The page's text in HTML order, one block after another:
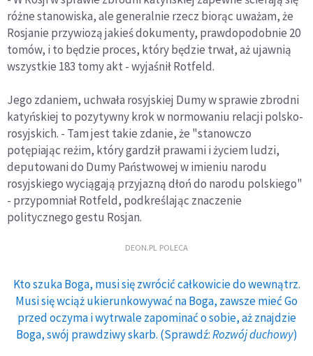
różne stanowiska, ale generalnie rzecz biorąc uważam, że
Rosjanie przywiozą jakieś dokumenty, prawdopodobnie 20
tomów, i to będzie proces, który będzie trwał, aż ujawnią
wszystkie 183 tomy akt - wyjaśnił Rotfeld.
Jego zdaniem, uchwała rosyjskiej Dumy w sprawie zbrodni
katyńskiej to pozytywny krok w normowaniu relacji polsko-
rosyjskich. - Tam jest takie zdanie, że "stanowczo
potępiając reżim, który gardził prawami i życiem ludzi,
deputowani do Dumy Państwowej w imieniu narodu
rosyjskiego wyciągają przyjazną dłoń do narodu polskiego"
- przypomniał Rotfeld, podkreślając znaczenie
politycznego gestu Rosjan.
DEON.PL POLECA
Kto szuka Boga, musi się zwrócić całkowicie do wewnątrz.
Musi się wciąż ukierunkowywać na Boga, zawsze mieć Go
przed oczyma i wytrwale zapominać o sobie, aż znajdzie
Boga, swój prawdziwy skarb. (Sprawdź:Rozwój duchowy)